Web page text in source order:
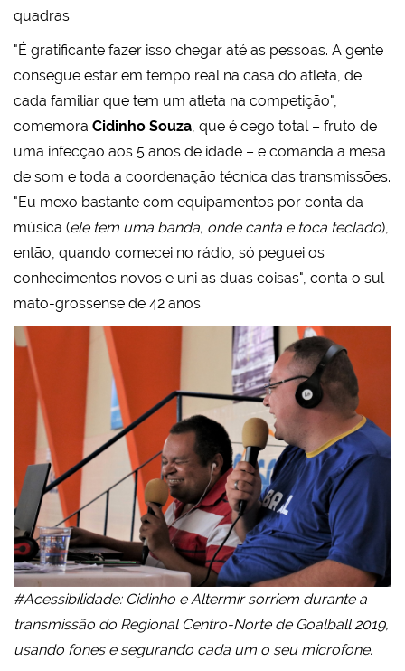
quadras.
"É gratificante fazer isso chegar até as pessoas. A gente
consegue estar em tempo real na casa do atleta, de
cada familiar que tem um atleta na competição",
comemora Cidinho Souza, que é cego total – fruto de
uma infecção aos 5 anos de idade – e comanda a mesa
de som e toda a coordenação técnica das transmissões.
"Eu mexo bastante com equipamentos por conta da
música (ele tem uma banda, onde canta e toca teclado),
então, quando comecei no rádio, só peguei os
conhecimentos novos e uni as duas coisas", conta o sul-
mato-grossense de 42 anos.
#Acessibilidade: Cidinho e Altermir sorriem durante a
transmissão do Regional Centro-Norte de Goalball 2019,
usando fones e segurando cada um o seu microfone.